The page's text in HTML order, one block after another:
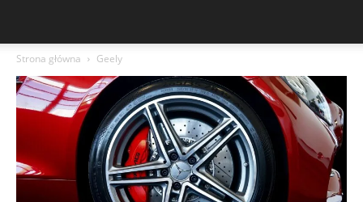
Strona główna Geely